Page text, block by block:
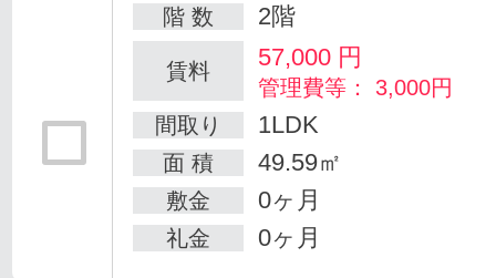
階 数 2階
賃料 57,000 円
管理費等： 3,000円
間取り
1LDK
面 積 49.59㎡
敷金 0ヶ月
礼金 0ヶ月